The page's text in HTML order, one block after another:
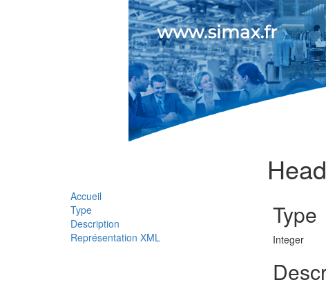
Accueil
Type
Description
Représentation XML
Type
Integer